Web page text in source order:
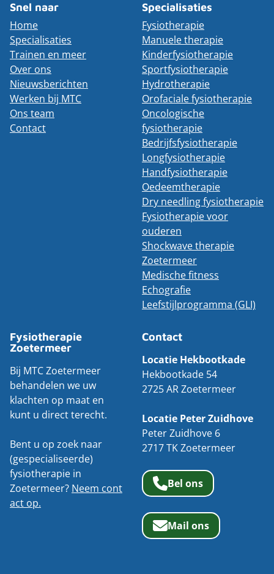
Snel naar
Home
Specialisaties
Trainen en meer
Over ons
Nieuwsberichten
Werken bij MTC
Ons team
Contact
Specialisaties
Fysiotherapie
Manuele therapie
Kinderfysiotherapie
Sportfysiotherapie
Hydrotherapie
Orofaciale fysiotherapie
Oncologische
fysiotherapie
Bedrijfsfysiotherapie
Longfysiotherapie
Handfysiotherapie
Oedeemtherapie
Dry needling fysiotherapie
Fysiotherapie voor
ouderen
Shockwave therapie
Zoetermeer
Medische fitness
Echografie
Leefstijlprogramma (GLI)
Fysiotherapie
Zoetermeer
Bij MTC Zoetermeer
behandelen we uw
klachten op maat en
kunt u direct terecht.
Bent u op zoek naar
(gespecialiseerde)
fysiotherapie in
Zoetermeer? Neem cont
act op.
Contact
Locatie Hekbootkade
Hekbootkade 54
2725 AR Zoetermeer
Locatie Peter Zuidhove
Peter Zuidhove 6
2717 TK Zoetermeer
Bel ons
Mail ons